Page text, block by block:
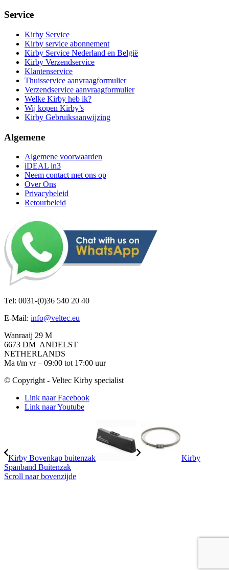
Service
Kirby Service
Kirby service abonnement
Kirby Service Nederland en België
Kirby Verzendservice
Klantenservice
Thuisservice aanvraagformulier
Verzendservice aanvraagformulier
Welke Kirby heb ik?
Wij kopen Kirby’s
Kirby Gebruiksaanwijzing
Algemene
Algemene voorwaarden
iDEAL in3
Neem contact met ons op
Over Ons
Privacybeleid
Retourbeleid
Tel: 0031-(0)36 540 20 40
E-Mail: info@veltec.eu
Wanraaij 29 M
6673 DM ANDELST
NETHERLANDS
Ma t/m vr – 09:00 tot 17:00 uur
© Copyright - Veltec Kirby specialist
Link naar Facebook
Link naar Youtube
Kirby Bovenkap buitenzak
Kirby
Spanband Buitenzak
Scroll naar bovenzijde